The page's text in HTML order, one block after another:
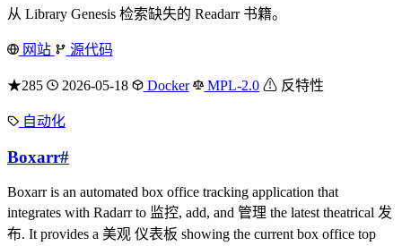
从 Library Genesis 检索缺失的 Readarr 书籍。
网站 源代码
★285 2026-05-18 Docker MPL-2.0 ⚠ 反特性
自动化
Boxarr#
Boxarr is an automated box office tracking application that
integrates with Radarr to 监控, add, and 管理 the latest theatrical 发
布. It provides a 美观 仪表板 showing the current box office top